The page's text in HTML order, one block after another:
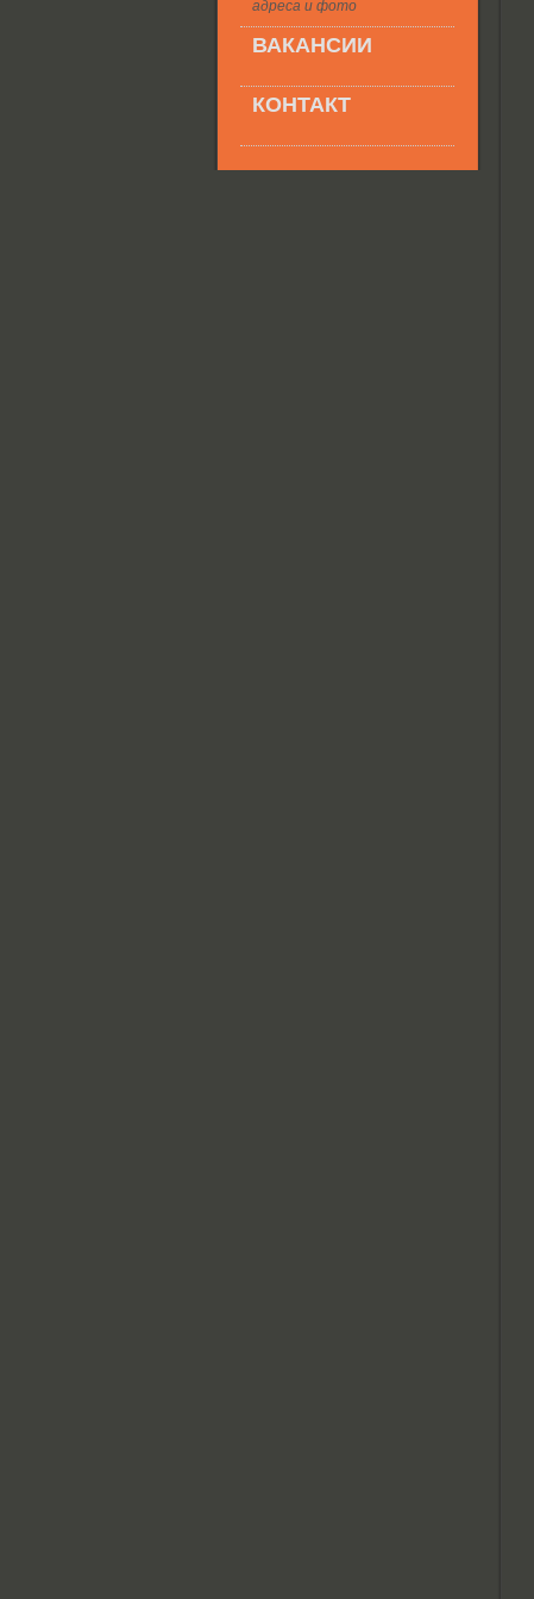
адреса и фото
ВАКАНСИИ
КОНТАКТ